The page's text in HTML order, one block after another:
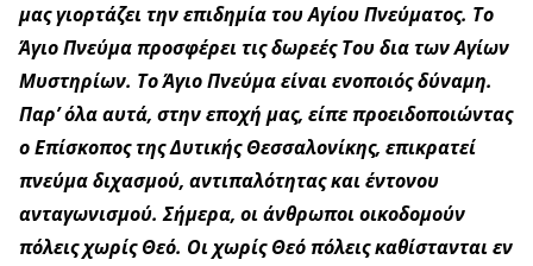
μας γιορτάζει την επιδημία του Αγίου Πνεύματος. Το
Άγιο Πνεύμα προσφέρει τις δωρεές Του δια των Αγίων
Μυστηρίων. Το Άγιο Πνεύμα είναι ενοποιός δύναμη.
Παρ’ όλα αυτά, στην εποχή μας, είπε προειδοποιώντας
ο Επίσκοπος της Δυτικής Θεσσαλονίκης, επικρατεί
πνεύμα διχασμού, αντιπαλότητας και έντονου
ανταγωνισμού. Σήμερα, οι άνθρωποι οικοδομούν
πόλεις χωρίς Θεό. Οι χωρίς Θεό πόλεις καθίστανται εν